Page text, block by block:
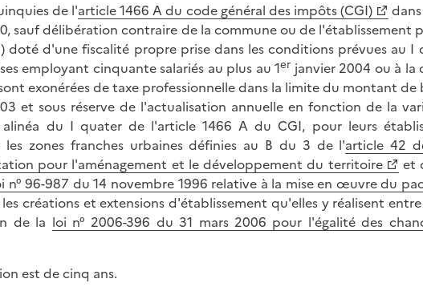
de l'article 1466 A du code général des impôts (CGI)
sauf délibération contraire de la commune ou de l'établissement
doté d'une fiscalité propre prise dans les conditions prévues au I
employant cinquante salariés au plus au 1er janvier 2004 ou à
exonérées de taxe professionnelle dans la limite du montant
et sous réserve de l'actualisation annuelle en fonction de la
du I quater de l'article 1466 A du CGI, pour leurs
les zones franches urbaines définies au B du 3 de l'article 42
pour l'aménagement et le développement du territoire
et
n° 96-987 du 14 novembre 1996 relative à la mise en œuvre du
créations et extensions d'établissement qu'elles y réalisent entre
de la loi n° 2006-396 du 31 mars 2006 pour l'égalité des
est de cinq ans.